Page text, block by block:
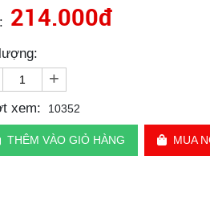
214.000đ
+
xem: 10352
THÊM VÀO GIỎ HÀNG MUA